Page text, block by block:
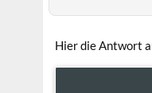
Hier die Antwort